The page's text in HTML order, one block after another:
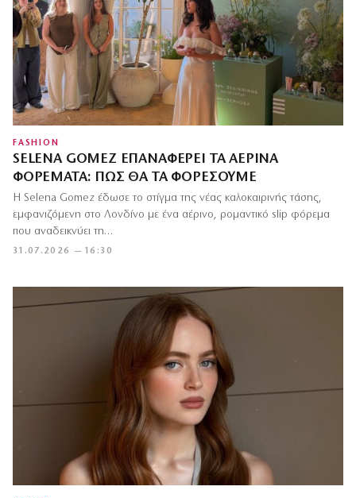
FASHION
SELENA GOMEZ ΕΠΑΝΑΦΈΡΕΙ ΤΑ ΑΈΡΙΝΑ
ΦΟΡΈΜΑΤΑ: ΠΏΣ ΘΑ ΤΑ ΦΟΡΈΣΟΥΜΕ
31.07.2026 — 16:30
Η Selena Gomez έδωσε το στίγμα της νέας καλοκαιρινής τάσης,
εμφανιζόμενη στο Λονδίνο με ένα αέρινο, ρομαντικό slip φόρεμα
που αναδεικνύει τη…